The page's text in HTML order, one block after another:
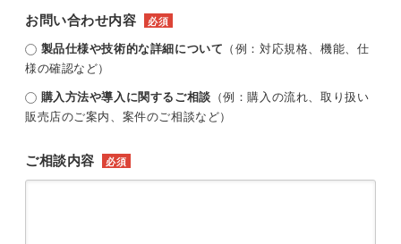
お問い合わせ内容 必須
製品仕様や技術的な詳細について （例：対応規格、機能、仕
様の確認など）
購入方法や導入に関するご相談 （例：購入の流れ、取り扱い
販売店のご案内、案件のご相談など）
ご相談内容 必須